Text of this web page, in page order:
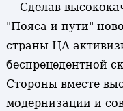
Сделав
"Пояса и пути"
страны ЦА
беспрецедентной
Стороны вместе
модернизации и